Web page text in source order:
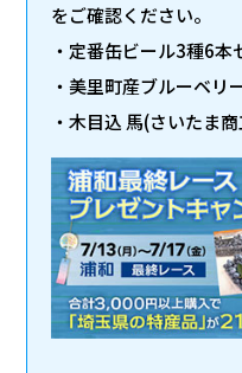
をご確認ください。
・定番缶ビール3種6
・美里町産ブルーベ
・木目込 馬(さいたま